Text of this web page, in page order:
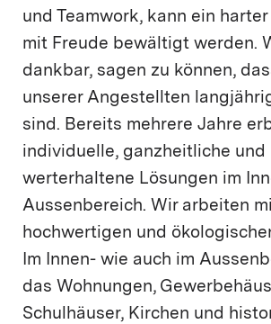
und Teamwork, kann ein
mit Freude bewältigt werden.
dankbar, sagen zu können,
unserer Angestellten
sind. Bereits mehrere Jahre
individuelle, ganzheitliche und
werterhaltene Lösungen im
Aussenbereich. Wir arbeiten
hochwertigen und
Im Innen- wie auch im
das Wohnungen,
Schulhäuser, Kirchen und